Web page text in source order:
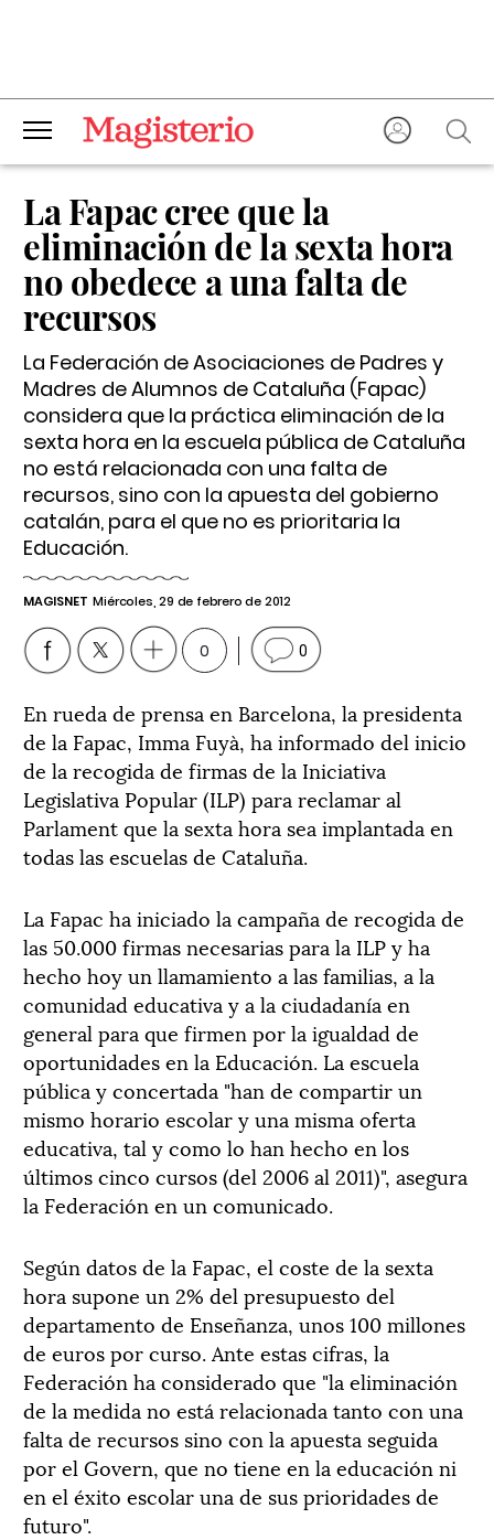
La Fapac cree que la
eliminación de la sexta hora
no obedece a una falta de
recursos
La Federación de Asociaciones de Padres y
Madres de Alumnos de Cataluña (Fapac)
considera que la práctica eliminación de la
sexta hora en la escuela pública de Cataluña
no está relacionada con una falta de
recursos, sino con la apuesta del gobierno
catalán, para el que no es prioritaria la
Educación.
MAGISNET Miércoles, 29 de febrero de 2012
0 0
En rueda de prensa en Barcelona, la presidenta
de la Fapac, Imma Fuyà, ha informado del inicio
de la recogida de firmas de la Iniciativa
Legislativa Popular (ILP) para reclamar al
Parlament que la sexta hora sea implantada en
todas las escuelas de Cataluña.
La Fapac ha iniciado la campaña de recogida de
las 50.000 firmas necesarias para la ILP y ha
hecho hoy un llamamiento a las familias, a la
comunidad educativa y a la ciudadanía en
general para que firmen por la igualdad de
oportunidades en la Educación. La escuela
pública y concertada "han de compartir un
mismo horario escolar y una misma oferta
educativa, tal y como lo han hecho en los
últimos cinco cursos (del 2006 al 2011)", asegura
la Federación en un comunicado.
Según datos de la Fapac, el coste de la sexta
hora supone un 2% del presupuesto del
departamento de Enseñanza, unos 100 millones
de euros por curso. Ante estas cifras, la
Federación ha considerado que "la eliminación
de la medida no está relacionada tanto con una
falta de recursos sino con la apuesta seguida
por el Govern, que no tiene en la educación ni
en el éxito escolar una de sus prioridades de
futuro".